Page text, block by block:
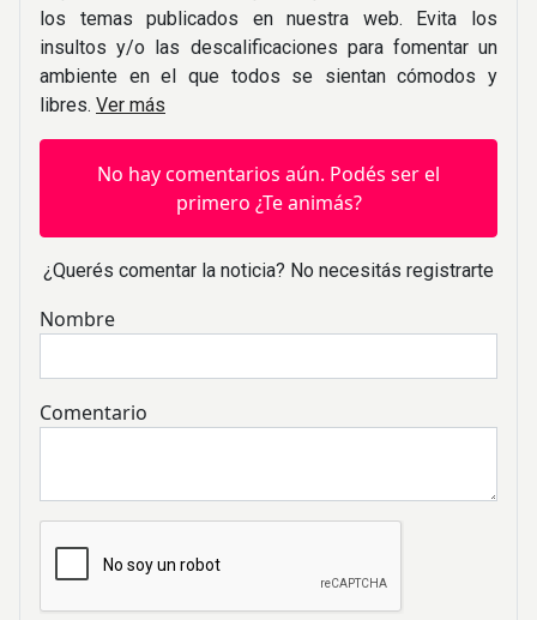
los temas publicados en nuestra web. Evita los
insultos y/o las descalificaciones para fomentar un
ambiente en el que todos se sientan cómodos y
libres. Ver más
No hay comentarios aún. Podés ser el
primero ¿Te animás?
¿Querés comentar la noticia? No necesitás registrarte
Nombre
Comentario